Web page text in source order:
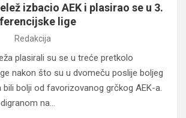
izbacio AEK i plasirao se u 3.
lige
Redakcija
plasirali su se u treće pretkolo
nakon što su u dvomeču poslije boljeg
bili bolji od favorizovanog grčkog AEK-a.
na…